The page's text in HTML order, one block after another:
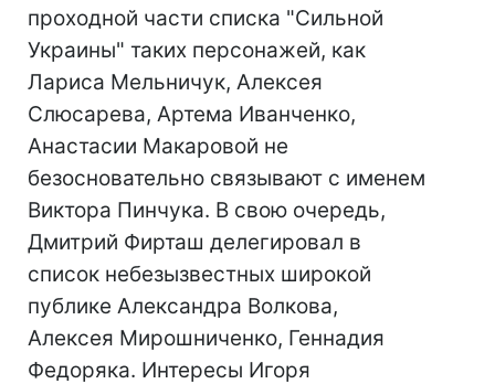
проходной части списка "Сильной
Украины" таких персонажей, как
Лариса Мельничук, Алексея
Слюсарева, Артема Иванченко,
Анастасии Макаровой не
безосновательно связывают с именем
Виктора Пинчука. В свою очередь,
Дмитрий Фирташ делегировал в
список небезызвестных широкой
публике Александра Волкова,
Алексея Мирошниченко, Геннадия
Федоряка. Интересы Игоря